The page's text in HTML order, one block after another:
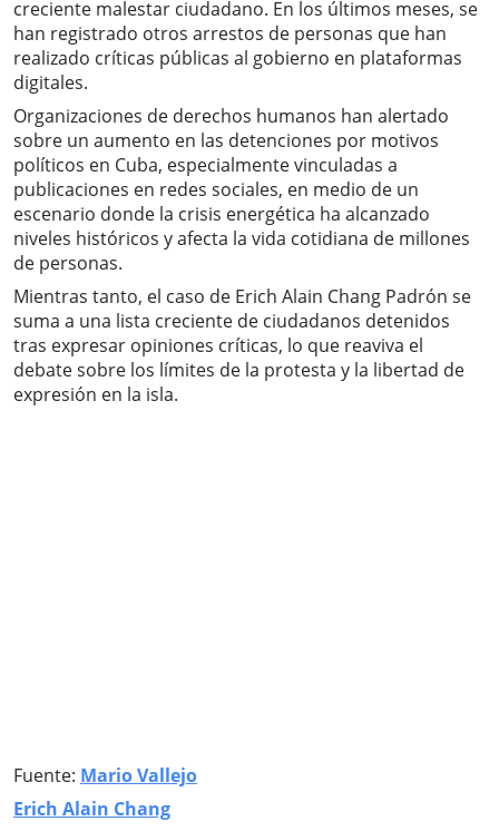
creciente malestar ciudadano. En los últimos meses, se
han registrado otros arrestos de personas que han
realizado críticas públicas al gobierno en plataformas
digitales.
Organizaciones de derechos humanos han alertado
sobre un aumento en las detenciones por motivos
políticos en Cuba, especialmente vinculadas a
publicaciones en redes sociales, en medio de un
escenario donde la crisis energética ha alcanzado
niveles históricos y afecta la vida cotidiana de millones
de personas.
Mientras tanto, el caso de Erich Alain Chang Padrón se
suma a una lista creciente de ciudadanos detenidos
tras expresar opiniones críticas, lo que reaviva el
debate sobre los límites de la protesta y la libertad de
expresión en la isla.
Fuente: Mario Vallejo
Erich Alain Chang